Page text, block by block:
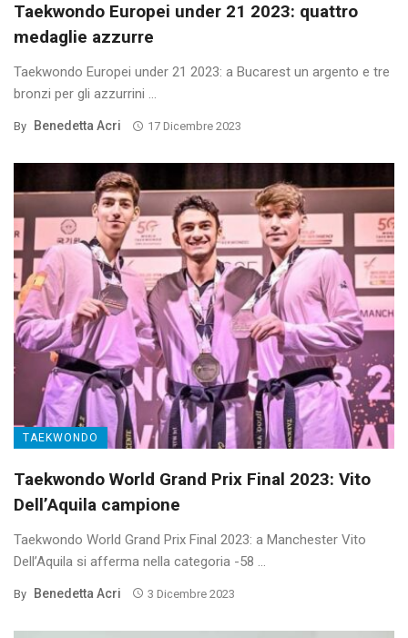
Taekwondo Europei under 21 2023: quattro
medaglie azzurre
Taekwondo Europei under 21 2023: a Bucarest un argento e tre
bronzi per gli azzurrini ...
By Benedetta Acri 17 Dicembre 2023
TAEKWONDO
Taekwondo World Grand Prix Final 2023: Vito
Dell’Aquila campione
Taekwondo World Grand Prix Final 2023: a Manchester Vito
Dell’Aquila si afferma nella categoria -58 ...
By Benedetta Acri 3 Dicembre 2023